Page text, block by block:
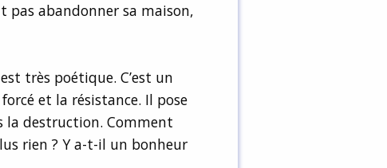
pas abandonner sa maison,
très poétique. C’est un
et la résistance. Il pose
la destruction. Comment
rien ? Y a-t-il un bonheur